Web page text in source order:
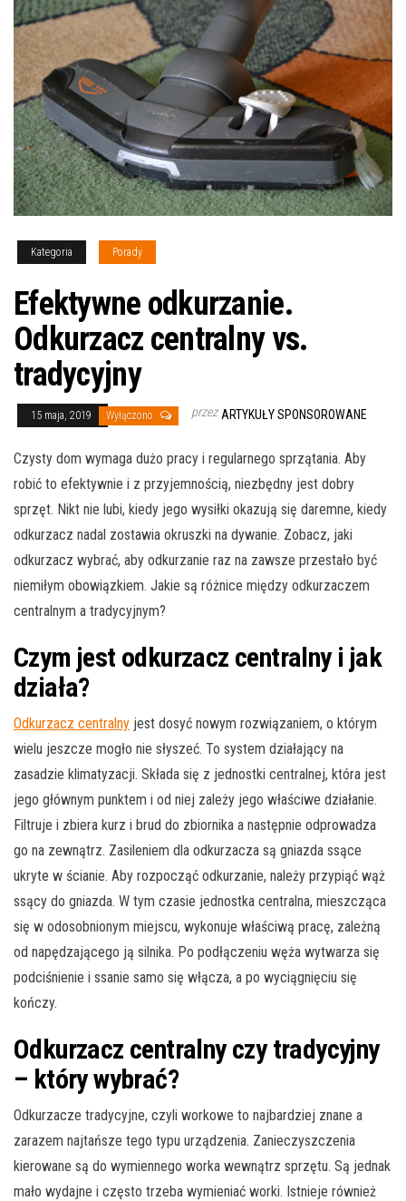
Kategoria Porady
Efektywne odkurzanie.
Odkurzacz centralny vs.
tradycyjny
15 maja, 2019 Wyłączono przez ARTYKUŁY SPONSOROWANE
Czysty dom wymaga dużo pracy i regularnego sprzątania. Aby
robić to efektywnie i z przyjemnością, niezbędny jest dobry
sprzęt. Nikt nie lubi, kiedy jego wysiłki okazują się daremne, kiedy
odkurzacz nadal zostawia okruszki na dywanie. Zobacz, jaki
odkurzacz wybrać, aby odkurzanie raz na zawsze przestało być
niemiłym obowiązkiem. Jakie są różnice między odkurzaczem
centralnym a tradycyjnym?
Czym jest odkurzacz centralny i jak
działa?
Odkurzacz centralny jest dosyć nowym rozwiązaniem, o którym
wielu jeszcze mogło nie słyszeć. To system działający na
zasadzie klimatyzacji. Składa się z jednostki centralnej, która jest
jego głównym punktem i od niej zależy jego właściwe działanie.
Filtruje i zbiera kurz i brud do zbiornika a następnie odprowadza
go na zewnątrz. Zasileniem dla odkurzacza są gniazda ssące
ukryte w ścianie. Aby rozpocząć odkurzanie, należy przypiąć wąż
ssący do gniazda. W tym czasie jednostka centralna, mieszcząca
się w odosobnionym miejscu, wykonuje właściwą pracę, zależną
od napędzającego ją silnika. Po podłączeniu węża wytwarza się
podciśnienie i ssanie samo się włącza, a po wyciągnięciu się
kończy.
Odkurzacz centralny czy tradycyjny
– który wybrać?
Odkurzacze tradycyjne, czyli workowe to najbardziej znane a
zarazem najtańsze tego typu urządzenia. Zanieczyszczenia
kierowane są do wymiennego worka wewnątrz sprzętu. Są jednak
mało wydajne i często trzeba wymieniać worki. Istnieje również